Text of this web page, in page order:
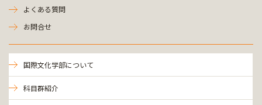
よくある質問
お問合せ
国際文化学部について
科目群紹介